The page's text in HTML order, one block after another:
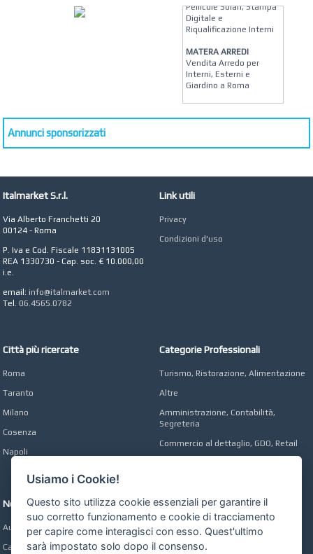
Pellicole Solari, Stampa
Digitale e
Riqualificazione Interni
MATERA ARREDI
Vendita Arredo per
Interni, Esterni e
Giardino a Roma
STUDIO MICCI
Antonella Micci,
Roma
Azienda Agricola a
Digital marketing e Web
Annunci sponsorizzati
Italmarket S.r.l.
Via Alberto Franchetti 20
00124 - Roma
P. Iva e Cod. Fiscale 11831131005
REA 1330730 - Cap. soc. € 10.000,00
i.e.
email: info@italmarket.com
Tel. 06.4565.0782
Link utili
Privacy
Condizioni d'uso
Città più ricercate
Roma
Taranto
Milano
Cosenza
Napoli
Categorie Professionali
Turismo, Ristorazione, Alimentazione
Altre
Amministrazione, Contabilità,
Segreteria
Commercio al dettaglio, GDO, Retail
Network
Automobili Online
Case Online
Usiamo i Cookie!
Questo sito utilizza cookie essenziali per garantire il
suo corretto funzionamento e cookie di tracciamento
per capire come interagisci con esso. Quest'ultimo
sarà impostato solo dopo il consenso.